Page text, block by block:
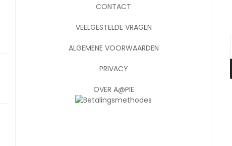
CONTACT
VEELGESTELDE VRAGEN
ALGEMENE VOORWAARDEN
PRIVACY
OVER A@PIE